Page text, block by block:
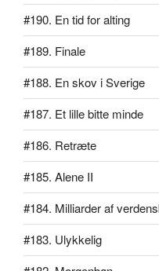
#190. En tid for alting
#189. Finale
#188. En skov i Sverige
#187. Et lille bitte minde
#186. Retræte
#185. Alene II
#184. Milliarder af
#183. Ulykkelig